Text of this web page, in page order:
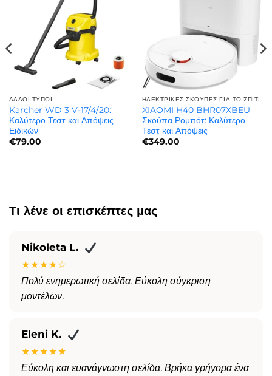
ΆΛΛΟΙ ΤΎΠΟΙ
Karcher WD 3 V-17/4/20:
Καλύτερο Τεστ και Απόψεις
Ειδικών
€79.00
ΗΛΕΚΤΡΙΚΈΣ ΣΚΟΎΠΕΣ ΓΙΑ ΤΟ ΣΠΊΤΙ
XIAOMI H40 BHR07XBEU
Σκούπα Ρομπότ: Καλύτερο
Τεστ και Απόψεις
€349.00
Τι λένε οι επισκέπτες μας
Nikoleta L.
★★★★☆
Πολύ ενημερωτική σελίδα. Εύκολη σύγκριση
μοντέλων.
Eleni K.
★★★★★
Εύκολη και ευανάγνωστη σελίδα. Βρήκα γρήγορα ένα